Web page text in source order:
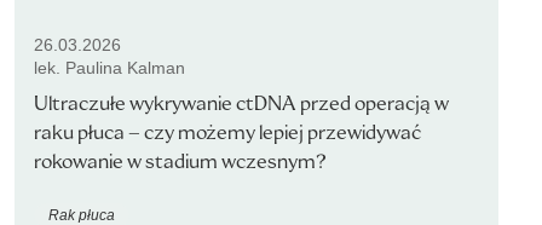
26.03.2026
lek. Paulina Kalman
Ultraczułe wykrywanie ctDNA przed operacją w
raku płuca – czy możemy lepiej przewidywać
rokowanie w stadium wczesnym?
Rak płuca